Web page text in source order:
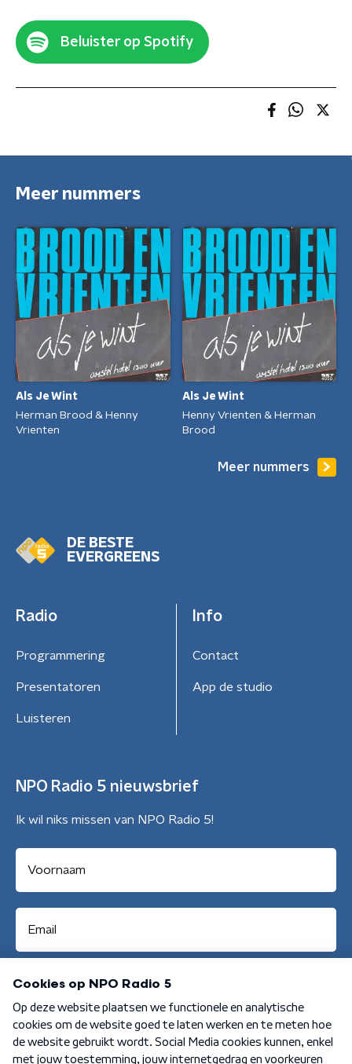
Beluister op Spotify
Meer nummers
Als Je Wint
Herman Brood & Henny
Vrienten
Als Je Wint
Henny Vrienten & Herman
Brood
Meer nummers
DE BESTE
EVERGREENS
Radio
Programmering
Presentatoren
Luisteren
Info
Contact
App de studio
NPO Radio 5 nieuwsbrief
Ik wil niks missen van NPO Radio 5!
Aanmelden
Algemene voorwaarden